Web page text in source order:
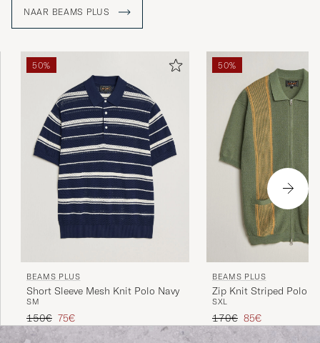
NAAR BEAMS PLUS
50%
BEAMS PLUS
Short Sleeve Mesh Knit Polo Navy
SM
Reguliere prijs
150€ Verlaagd prijs
75€
50%
BEAMS PLUS
Zip Knit Striped Polo
SXL
Reguliere prijs
170€ Verlaagd prijs
85€